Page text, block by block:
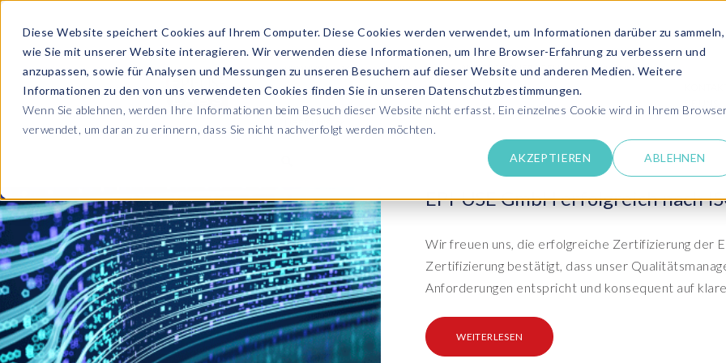
Diese Website speichert Cookies auf Ihrem Computer. Diese Cookies werden verwendet, um Informationen darüber zu sammeln,
wie Sie mit unserer Website interagieren. Wir verwenden diese Informationen, um Ihre Browser-Erfahrung zu verbessern und
anzupassen, sowie für Analysen und Messungen zu unseren Besuchern auf dieser Website und anderen Medien. Weitere
Informationen zu den von uns verwendeten Cookies finden Sie in unseren Datenschutzbestimmungen.
Wenn Sie ablehnen, werden Ihre Informationen beim Besuch dieser Website nicht erfasst. Ein einzelnes Cookie wird in Ihrem
verwendet, um daran zu erinnern, dass Sie nicht nachverfolgt werden möchten.
AKZEPTIEREN ABLEHNEN
PRODUKTE
Datenschutz & Sicherheit
Data Privacy Suite
Data Secure™
Data Disclose™
HCM Productivity Suite
Document Builder™
SERVICES
SAP HCM & Payroll
Transformation mit PRISM™
SAP® SuccessFactors®
Integration Monitoring
Payroll reporting
Transformation
Transformation zu SAP
System Landscape Optimization
(SLO)
ANGEBOT ANFRAGEN MEDIATHEK
Lesen Sie alle Updates zu SAP SLO, SAP HCM, Datenschutz &
Webinare
Lernen Sie von unseren Experten in Live und On-Demand
Webinaren
E-Books, Whitepaper & mehr...
Entdecken Sie unsere E-Books, Whitepaper usw. zum Download
Videos
Verbessern Sie Ihr SAP Know-how mit unseren Videos
Success
Lernen Sie aus
Schulungen
Finden Sie die
ÜBER UNS
Wer wir sind
Unsere Kultur
Karriere
Partner
Kontaktieren Sie uns
Support
News
Events
SIE UNS
EPI-USE GmbH erfolgreich nach
Wir freuen uns, die erfolgreiche Zertifizierung der
Zertifizierung bestätigt, dass unser
Anforderungen entspricht und konsequent auf
WEITERLESEN